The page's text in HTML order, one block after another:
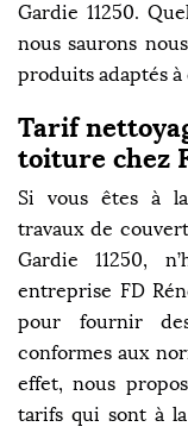
Gardie 11250.
nous saurons
produits adaptés
Tarif
toiture chez
Si vous êtes à
travaux de
Gardie 11250,
entreprise FD
pour fournir
conformes aux
effet, nous
tarifs qui sont à